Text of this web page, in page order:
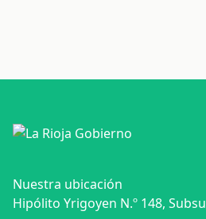
Nuestra ubicación
Hipólito Yrigoyen N.º 148,